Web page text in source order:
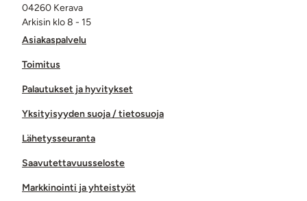
Asiakaspalvelu
Toimitus
Palautukset ja hyvitykset
Yksityisyyden suoja / tietosuoja
Lähetysseuranta
Saavutettavuusseloste
Markkinointi ja yhteistyöt
04260 Kerava
Arkisin klo 8 - 15